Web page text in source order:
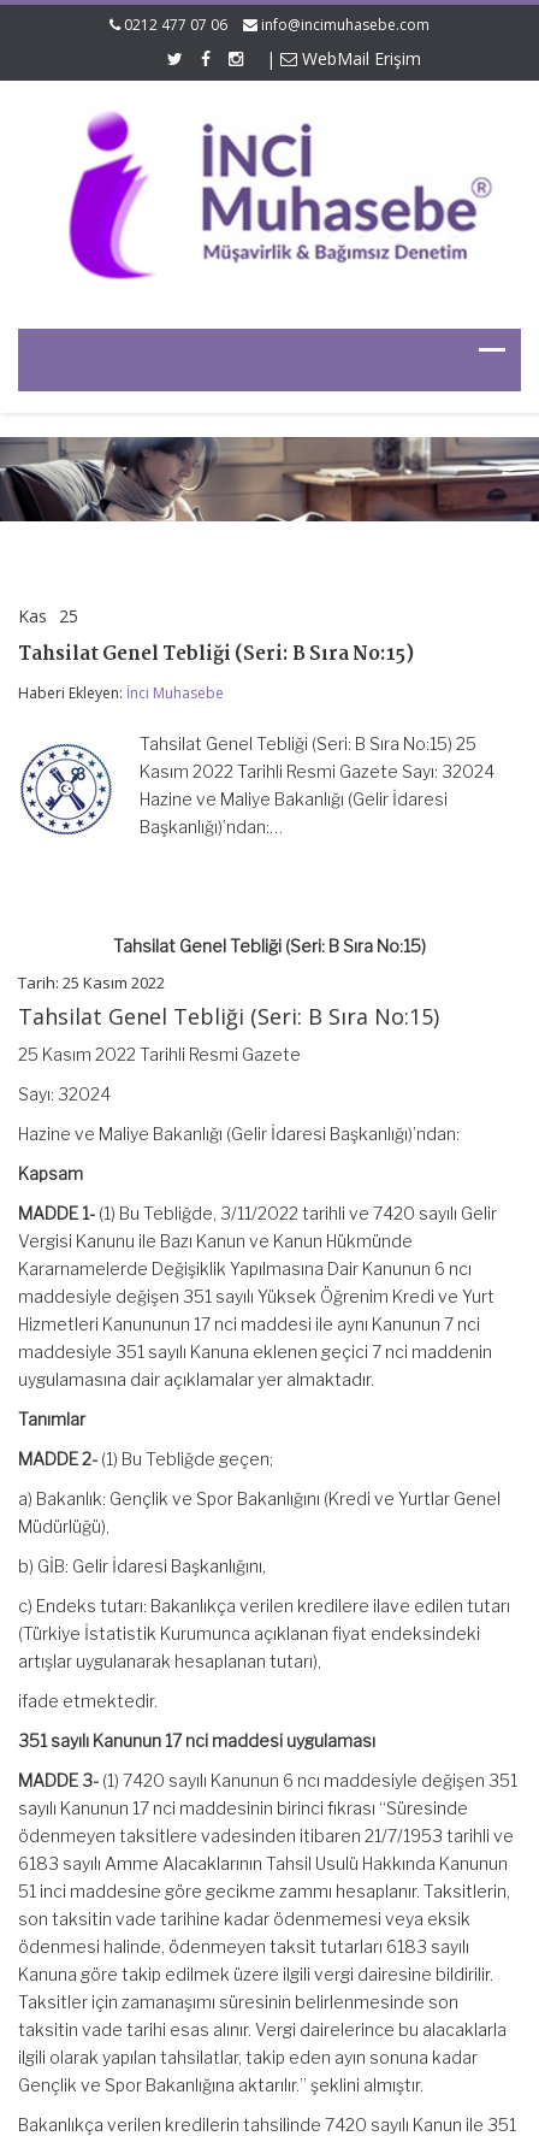
0212 477 07 06 info@incimuhasebe.com
| WebMail Erişim
Kas 25
Tebliği
B
No:15)
Tahsilat Genel Tebliği (Seri: B Sıra No:15)
Haberi Ekleyen: İnci Muhasebe
Tahsilat Genel Tebliği (Seri: B Sıra No:15) 25
Kasım 2022 Tarihli Resmi Gazete Sayı: 32024
Hazine ve Maliye Bakanlığı (Gelir İdaresi
Başkanlığı)’ndan:…
Tahsilat Genel Tebliği (Seri: B Sıra No:15)
Tarih: 25 Kasım 2022
Tahsilat Genel Tebliği (Seri: B Sıra No:15)
25 Kasım 2022 Tarihli Resmi Gazete
Sayı: 32024
Hazine ve Maliye Bakanlığı (Gelir İdaresi Başkanlığı)’ndan:
Kapsam
MADDE 1- (1) Bu Tebliğde, 3/11/2022 tarihli ve 7420 sayılı Gelir
Vergisi Kanunu ile Bazı Kanun ve Kanun Hükmünde
Kararnamelerde Değişiklik Yapılmasına Dair Kanunun 6 ncı
maddesiyle değişen 351 sayılı Yüksek Öğrenim Kredi ve Yurt
Hizmetleri Kanununun 17 nci maddesi ile aynı Kanunun 7 nci
maddesiyle 351 sayılı Kanuna eklenen geçici 7 nci maddenin
uygulamasına dair açıklamalar yer almaktadır.
Tanımlar
MADDE 2- (1) Bu Tebliğde geçen;
a) Bakanlık: Gençlik ve Spor Bakanlığını (Kredi ve Yurtlar Genel
Müdürlüğü),
b) GİB: Gelir İdaresi Başkanlığını,
c) Endeks tutarı: Bakanlıkça verilen kredilere ilave edilen tutarı
(Türkiye İstatistik Kurumunca açıklanan fiyat endeksindeki
artışlar uygulanarak hesaplanan tutarı),
ifade etmektedir.
351 sayılı Kanunun 17 nci maddesi uygulaması
MADDE 3- (1) 7420 sayılı Kanunun 6 ncı maddesiyle değişen 351
sayılı Kanunun 17 nci maddesinin birinci fıkrası “Süresinde
ödenmeyen taksitlere vadesinden itibaren 21/7/1953 tarihli ve
6183 sayılı Amme Alacaklarının Tahsil Usulü Hakkında Kanunun
51 inci maddesine göre gecikme zammı hesaplanır. Taksitlerin,
son taksitin vade tarihine kadar ödenmemesi veya eksik
ödenmesi halinde, ödenmeyen taksit tutarları 6183 sayılı
Kanuna göre takip edilmek üzere ilgili vergi dairesine bildirilir.
Taksitler için zamanaşımı süresinin belirlenmesinde son
taksitin vade tarihi esas alınır. Vergi dairelerince bu alacaklarla
ilgili olarak yapılan tahsilatlar, takip eden ayın sonuna kadar
Gençlik ve Spor Bakanlığına aktarılır.” şeklini almıştır.
Bakanlıkça verilen kredilerin tahsilinde 7420 sayılı Kanun ile 351